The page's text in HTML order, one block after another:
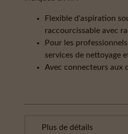
Flexible d'aspiration
raccourcissable avec
Pour les
services de nettoyage
Avec connecteurs aux